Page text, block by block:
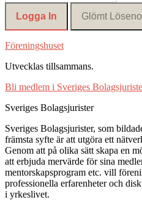
Föreningshuset
Utvecklas tillsammans.
Bli medlem i Sveriges
Sveriges Bolagsjurister
Sveriges Bolagsjurister, som
främsta syfte är att utgöra ett
Genom att på olika sätt skapa en
att erbjuda mervärde för sina
mentorskapsprogram etc. vill
professionella erfarenheter och
i yrkeslivet.